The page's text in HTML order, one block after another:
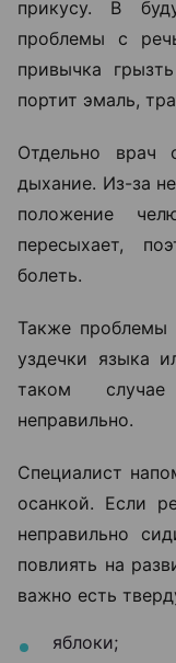
прикусу. В
проблемы с
привычка
портит эмаль,
Отдельно врач
дыхание. Из-за
положение
пересыхает,
болеть.
Также проблемы
уздечки языка
таком
неправильно.
Специалист
осанкой. Если
неправильно
повлиять на
важно есть
яблоки;